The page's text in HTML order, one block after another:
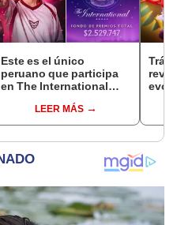
Este es el único
peruano que participa
en The International
equipo Heroic
LEER MÁS